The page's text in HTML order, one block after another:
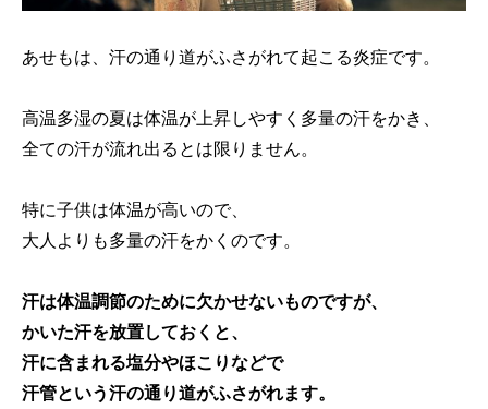
あせもは、汗の通り道がふさがれて起こる炎症です。
高温多湿の夏は体温が上昇しやすく多量の汗をかき、
全ての汗が流れ出るとは限りません。
特に子供は体温が高いので、
大人よりも多量の汗をかくのです。
汗は体温調節のために欠かせないものですが、
かいた汗を放置しておくと、
汗に含まれる塩分やほこりなどで
汗管という汗の通り道がふさがれます。